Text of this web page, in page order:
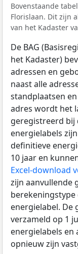
Bovenstaande
Florislaan. Dit zijn
van het Kadaster
De BAG
het Kadaster)
adressen en
naast alle
standplaatsen
adres wordt het
geregistreerd bij
energielabels
definitieve
10 jaar en
Excel-download
zijn aanvullende
energielabel. De
verzameld op 1
energielabels
opnieuw zijn